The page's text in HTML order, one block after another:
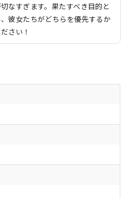
なすぎます。果たすべき目的と
彼女たちがどちらを優先するか
さい！